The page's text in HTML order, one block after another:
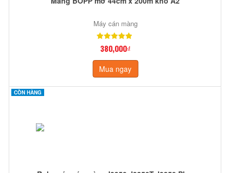
Máy cán màng
380,000₫
Mua ngay
CÒN HÀNG